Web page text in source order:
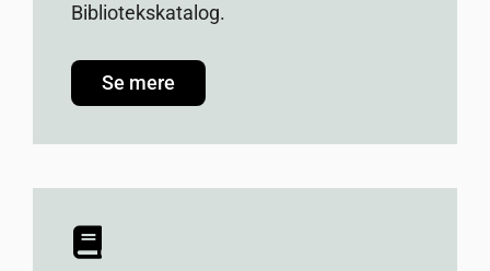
Bibliotekskatalog.
Se mere